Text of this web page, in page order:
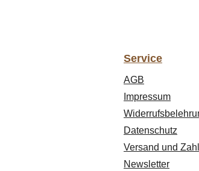
Service
AGB
Impressum
Datenschutz
Versand und
Newsletter